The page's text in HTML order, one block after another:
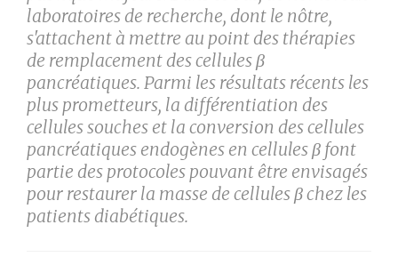
laboratoires de recherche, dont le nôtre,
s'attachent à mettre au point des thérapies
de remplacement des cellules β
pancréatiques. Parmi les résultats récents les
plus prometteurs, la différentiation des
cellules souches et la conversion des cellules
pancréatiques endogènes en cellules β font
partie des protocoles pouvant être envisagés
pour restaurer la masse de cellules β chez les
patients diabétiques.